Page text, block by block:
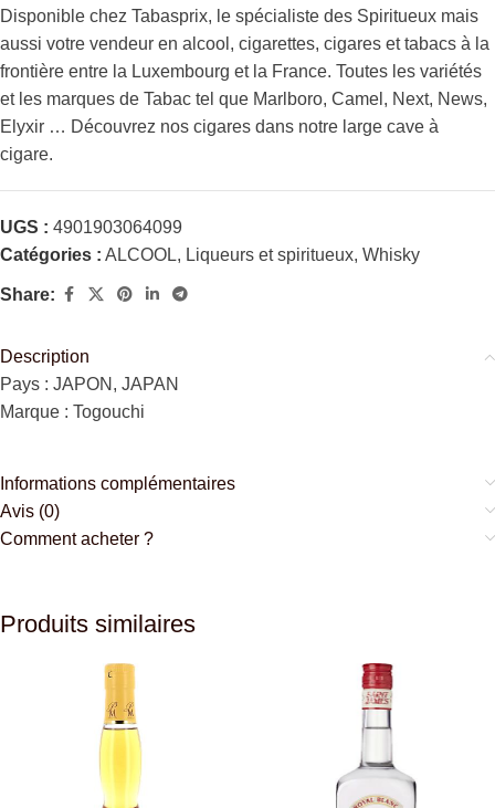
Disponible chez Tabasprix, le spécialiste des Spiritueux mais
aussi votre vendeur en alcool, cigarettes, cigares et tabacs à la
frontière entre la Luxembourg et la France. Toutes les variétés
et les marques de Tabac tel que Marlboro, Camel, Next, News,
Elyxir … Découvrez nos cigares dans notre large cave à
cigare.
UGS : 4901903064099
Catégories : ALCOOL, Liqueurs et spiritueux, Whisky
Share:
Description
Pays : JAPON, JAPAN
Marque : Togouchi
Informations complémentaires
Avis (0)
Comment acheter ?
Produits similaires